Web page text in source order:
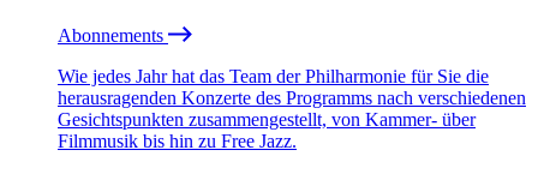
Abonnements
Wie jedes Jahr hat das Team der Philharmonie für Sie die
herausragenden Konzerte des Programms nach verschiedenen
Gesichtspunkten zusammengestellt, von Kammer- über
Filmmusik bis hin zu Free Jazz.